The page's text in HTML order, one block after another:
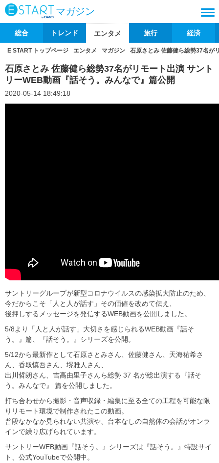
マガジン
総合 トレンド エンタメ 旅行 経済
E START トップページ エンタメ マガジン 石原さとみ 佐藤健ら総勢37名が
石原さとみ 佐藤健ら総勢37名がリモート出演 サント
リーWEB動画『話そう。みんなで』篇公開
2020-05-14 18:49:18
サントリーグループが新型コロナウイルスの感染拡大防止のため、
今だからこそ「人と人が話す」その価値を改めて伝え、
後押しするメッセージを発信するWEB動画を公開しました。
5/8より「人と人が話す」大切さを感じられるWEB動画『話そ
う。』篇、『話そう。』シリーズを公開。
5/12から最新作として石原さとみさん、佐藤健さん、天海祐希さ
ん、香取慎吾さん、堺雅人さん、
出川哲朗さん、吉高由里子さんら総勢 37 名が総出演する『話そ
う。みんなで』 篇を公開しました。
打ち合わせから撮影・音声収録・編集に至る全ての工程を可能な限
りリモート環境で制作されたこの動画。
普段なかなか見られない共演や、台本なしの自然体の会話がオンラ
インで繰り広げられています。
サントリーWEB動画『話そう。』シリーズは『話そう。』特設サイ
ト、公式YouTubeで公開中。